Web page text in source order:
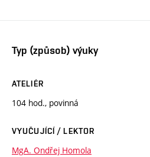
Typ (způsob) výuky
ATELIÉR
104 hod., povinná
VYUČUJÍCÍ / LEKTOR
MgA. Ondřej Homola